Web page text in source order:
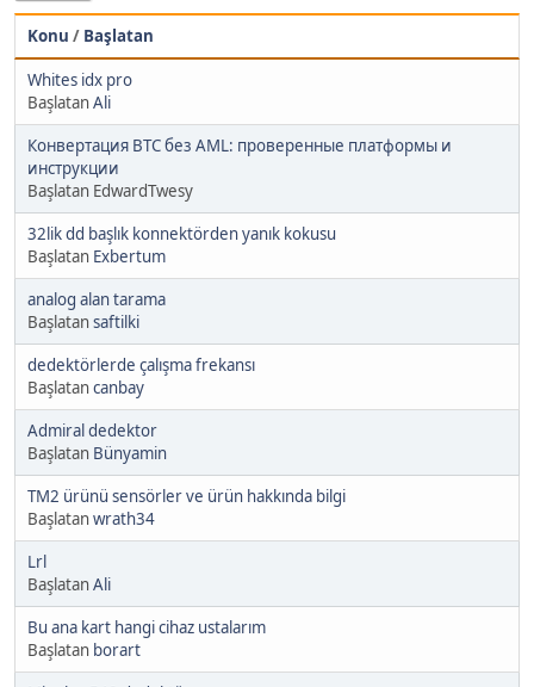
Konu / Başlatan
Whites idx pro
BaşlatanAli
Конвертация BTC без AML: проверенные платформы и
инструкции
Başlatan EdwardTwesy
32lik dd başlık konnektörden yanık kokusu
Başlatan Exbertum
analog alan tarama
Başlatansaftilki
dedektörlerde çalışma frekansı
Başlatancanbay
Admiral dedektor
Başlatan Bünyamin
TM2 ürünü sensörler ve ürün hakkında bilgi
Başlatanwrath34
Lrl
BaşlatanAli
Bu ana kart hangi cihaz ustalarım
Başlatan borart